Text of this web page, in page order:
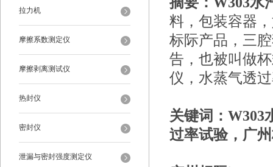
拉力机
摩擦系数测定仪
摩擦剥离测试仪
热封仪
密封仪
泄漏与密封强度测定仪
料，包装容器
标际产品，三
告，也被叫做
仪，水蒸气透
关键词：W303
过率试验，广